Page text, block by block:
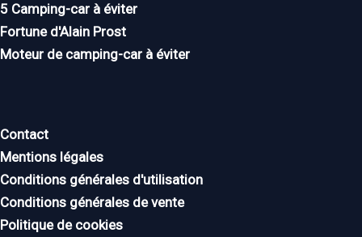
5 Camping-car à éviter
Fortune d'Alain Prost
Moteur de camping-car à éviter
Contact
Mentions légales
Conditions générales d'utilisation
Conditions générales de vente
Politique de cookies